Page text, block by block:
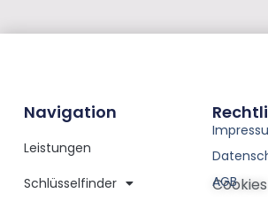
Navigation
Leistungen
Schlüsselfinder
AGB
Cookies